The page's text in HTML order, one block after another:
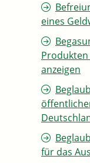
eines
anzeigen
für das